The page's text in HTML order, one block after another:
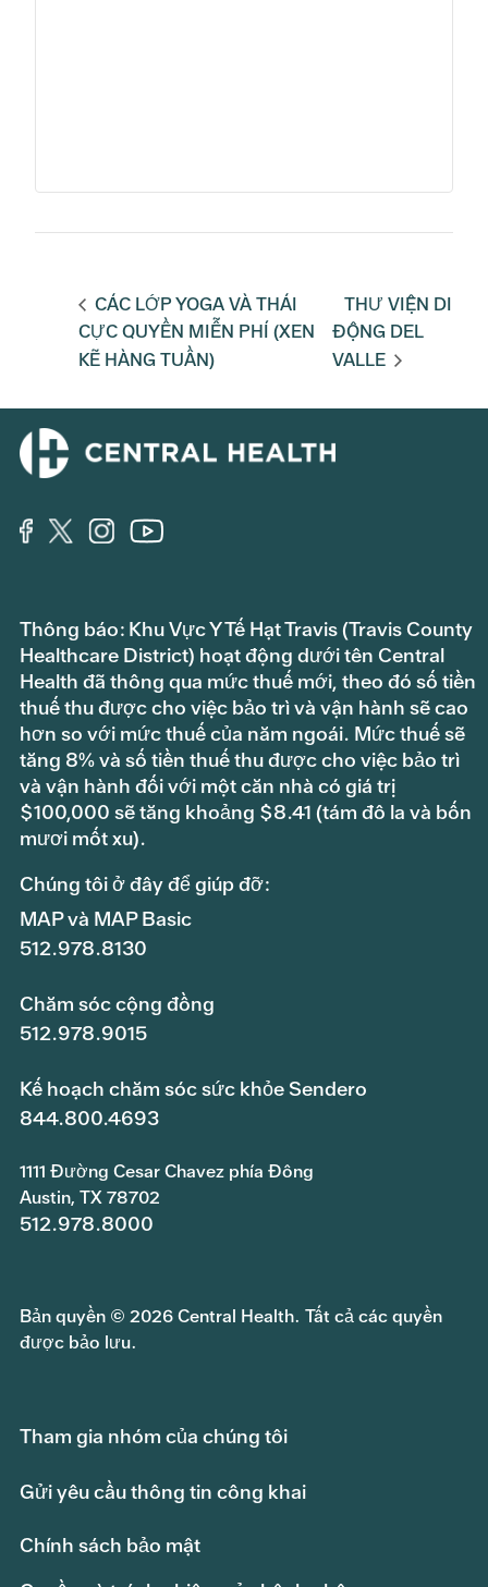
CÁC LỚP YOGA VÀ THÁI
CỰC QUYỀN MIỄN PHÍ (XEN
KẼ HÀNG TUẦN)
THƯ VIỆN DI
ĐỘNG DEL
VALLE
Thông báo: Khu Vực Y Tế Hạt Travis (Travis County
Healthcare District) hoạt động dưới tên Central
Health đã thông qua mức thuế mới, theo đó số tiền
thuế thu được cho việc bảo trì và vận hành sẽ cao
hơn so với mức thuế của năm ngoái. Mức thuế sẽ
tăng 8% và số tiền thuế thu được cho việc bảo trì
và vận hành đối với một căn nhà có giá trị
$100,000 sẽ tăng khoảng $8.41 (tám đô la và bốn
mươi mốt xu).
Chúng tôi ở đây để giúp đỡ:
MAP và MAP Basic
512.978.8130
Chăm sóc cộng đồng
512.978.9015
Kế hoạch chăm sóc sức khỏe Sendero
844.800.4693
1111 Đường Cesar Chavez phía Đông
Austin, TX 78702
512.978.8000
Bản quyền © 2026 Central Health. Tất cả các quyền
được bảo lưu.
Tham gia nhóm của chúng tôi
Gửi yêu cầu thông tin công khai
Chính sách bảo mật